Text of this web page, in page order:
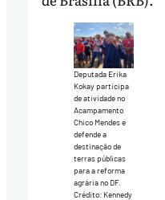
Deputada Erika
Kokay participa
de atividade no
Acampamento
Chico Mendes e
defende a
destinação de
terras públicas
para a reforma
agrária no DF.
Crédito: Kennedy